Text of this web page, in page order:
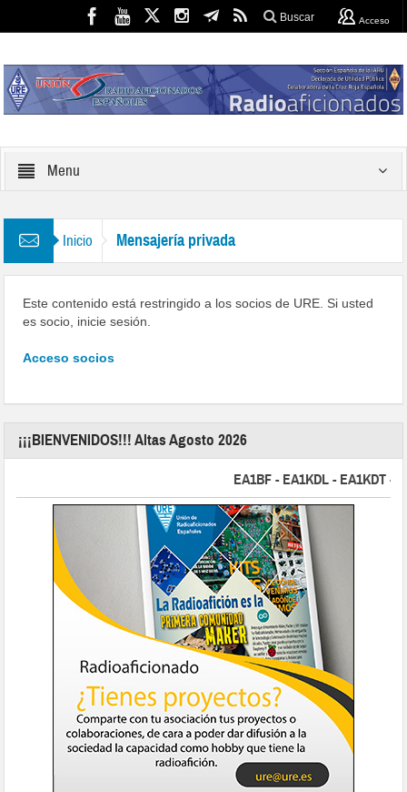
Buscar Acceso
Menu
Inicio Mensajería privada
Este contenido está restringido a los socios de URE. Si usted
es socio, inicie sesión.
Acceso socios
¡¡¡BIENVENIDOS!!! Altas Agosto 2026
EA1BF - EA1KDL - EA1KDT -